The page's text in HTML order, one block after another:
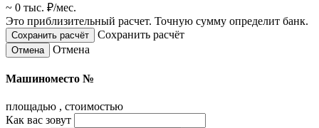
~ 0 тыс. ₽/мес.
Это приблизительный расчет. Точную сумму определит банк.
Сохранить расчёт
Отмена
Машиноместо №
площадью , стоимостью
Как вас зовут